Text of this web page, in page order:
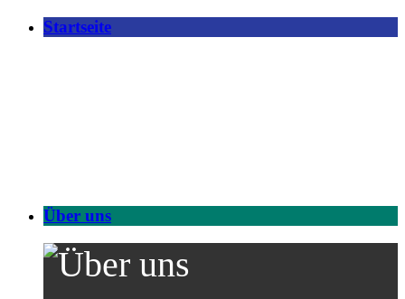
Startseite
Über uns